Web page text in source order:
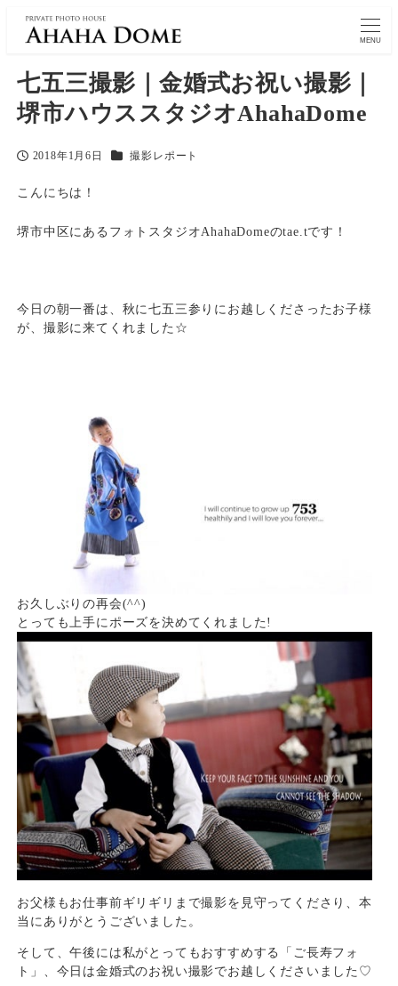
MENU
七五三撮影｜金婚式お祝い撮影｜
堺市ハウススタジオAhahaDome
投稿日
2018年1月6日 カテゴリー
撮影レポート
こんにちは！
堺市中区にあるフォトスタジオAhahaDomeのtae.tです！
今日の朝一番は、秋に七五三参りにお越しくださったお子様
が、撮影に来てくれました☆
お久しぶりの再会(^^)
とっても上手にポーズを決めてくれました!
お父様もお仕事前ギリギリまで撮影を見守ってくださり、本
当にありがとうございました。
そして、午後には私がとってもおすすめする「ご長寿フォ
ト」、今日は金婚式のお祝い撮影でお越しくださいました♡